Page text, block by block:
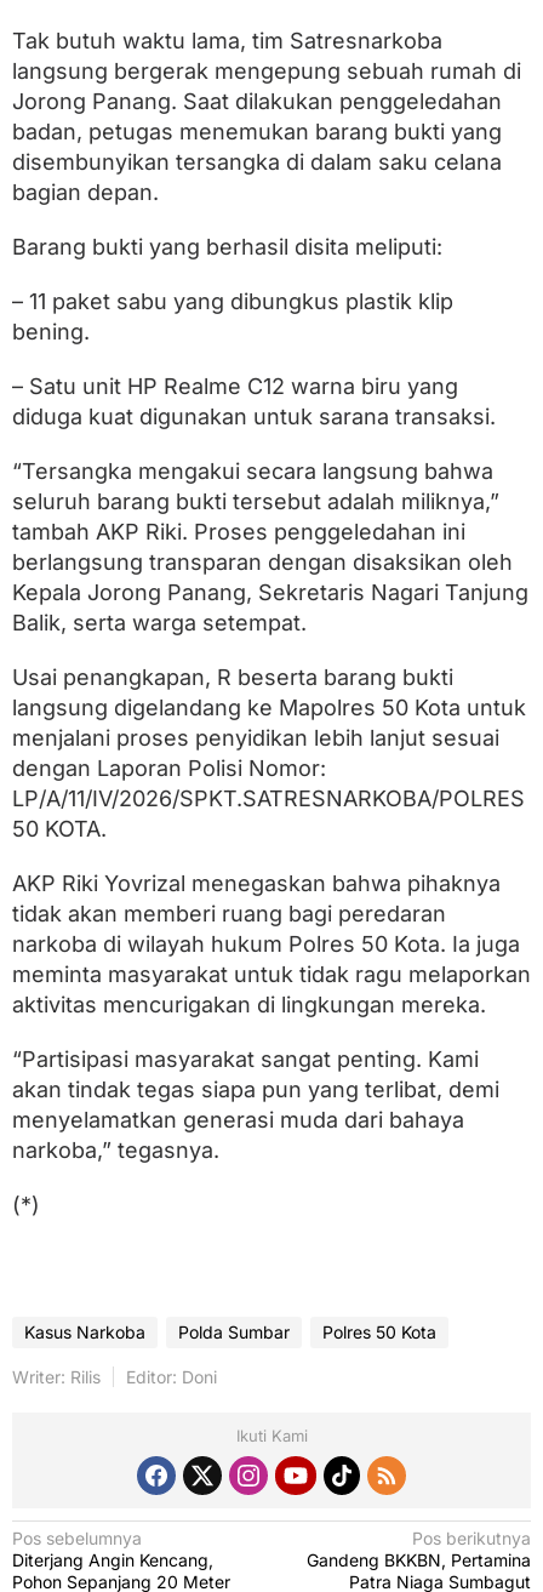
S
a
b
u
d
i
S
C
l
a
Tak butuh waktu lama, tim Satresnarkoba
langsung bergerak mengepung sebuah rumah di
Jorong Panang. Saat dilakukan penggeledahan
badan, petugas menemukan barang bukti yang
disembunyikan tersangka di dalam saku celana
bagian depan.
Barang bukti yang berhasil disita meliputi:
– 11 paket sabu yang dibungkus plastik klip
bening.
– Satu unit HP Realme C12 warna biru yang
diduga kuat digunakan untuk sarana transaksi.
“Tersangka mengakui secara langsung bahwa
seluruh barang bukti tersebut adalah miliknya,”
tambah AKP Riki. Proses penggeledahan ini
berlangsung transparan dengan disaksikan oleh
Kepala Jorong Panang, Sekretaris Nagari Tanjung
Balik, serta warga setempat.
Usai penangkapan, R beserta barang bukti
langsung digelandang ke Mapolres 50 Kota untuk
menjalani proses penyidikan lebih lanjut sesuai
dengan Laporan Polisi Nomor:
LP/A/11/IV/2026/SPKT.SATRESNARKOBA/POLRES
50 KOTA.
AKP Riki Yovrizal menegaskan bahwa pihaknya
tidak akan memberi ruang bagi peredaran
narkoba di wilayah hukum Polres 50 Kota. Ia juga
meminta masyarakat untuk tidak ragu melaporkan
aktivitas mencurigakan di lingkungan mereka.
“Partisipasi masyarakat sangat penting. Kami
akan tindak tegas siapa pun yang terlibat, demi
menyelamatkan generasi muda dari bahaya
narkoba,” tegasnya.
(*)
Kasus Narkoba Polda Sumbar Polres 50 Kota
Writer: Rilis Editor: Doni
Ikuti Kami
N
a
Pos sebelumnya
Diterjang Angin Kencang,
Pohon Sepanjang 20 Meter
Pos berikutnya
Gandeng BKKBN, Pertamina
Patra Niaga Sumbagut